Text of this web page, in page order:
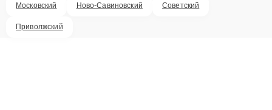
Московский Ново-Савиновский Советский
Приволжский